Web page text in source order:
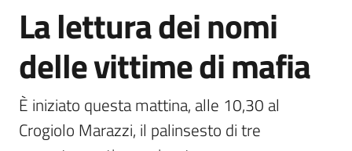
Novità
Servizi
Vivere
Sassuolo
Salta al contenuto
La lettura dei nomi
delle vittime di mafia
È iniziato questa mattina, alle 10,30 al
Crogiolo Marazzi, il palinsesto di tre